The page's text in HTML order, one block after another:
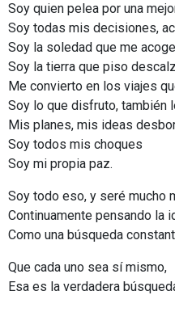
Soy quien pelea por una
Soy todas mis decisiones,
Soy la soledad que me
Soy la tierra que piso
Me convierto en los viajes
Soy lo que disfruto, también
Mis planes, mis ideas
Soy todos mis choques
Soy mi propia paz.
Soy todo eso, y seré mucho
Continuamente pensando la
Como una búsqueda
Que cada uno sea sí mismo,
Esa es la verdadera